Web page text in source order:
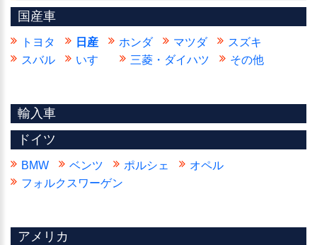
国産車
トヨタ 日産 ホンダ マツダ
スズキ
スバル
いすゞ 三菱・ダイハツ その他
輸入車
ドイツ
BMW ベンツ ポルシェ
オペル
フォルクスワーゲン
アメリカ